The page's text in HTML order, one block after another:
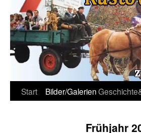
Start Bilder/Galerien
Frühjahr